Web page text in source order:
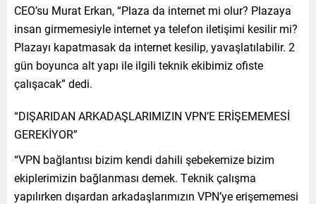
CEO’su Murat Erkan, “Plaza da internet mi olur? Plazaya
insan girmemesiyle internet ya telefon iletişimi kesilir mi?
Plazayı kapatmasak da internet kesilip, yavaşlatılabilir. 2
gün boyunca alt yapı ile ilgili teknik ekibimiz ofiste
çalışacak” dedi.
“DIŞARIDAN ARKADAŞLARIMIZIN VPN’E ERİŞEMEMESİ
GEREKİYOR”
“VPN bağlantısı bizim kendi dahili şebekemize bizim
ekiplerimizin bağlanması demek. Teknik çalışma
yapılırken dışardan arkadaşlarımızın VPN’ye erişememesi